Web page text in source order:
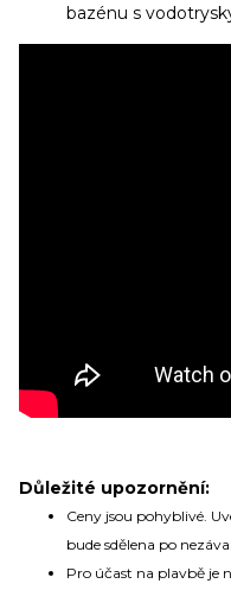
bazénu s
Důležité upozornění:
Ceny jsou pohyblivé.
bude sdělena po
Pro účast na plavbě je